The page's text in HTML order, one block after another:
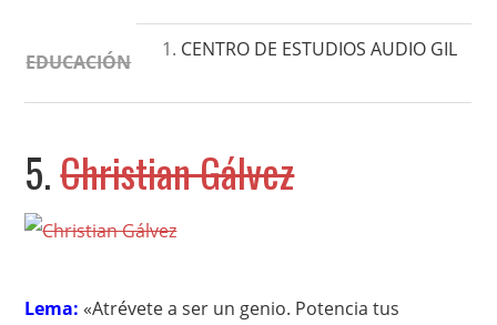
EDUCACIÓN
CENTRO DE ESTUDIOS AUDIO GIL
5.Christian Gálvez
Lema: «Atrévete a ser un genio. Potencia tus